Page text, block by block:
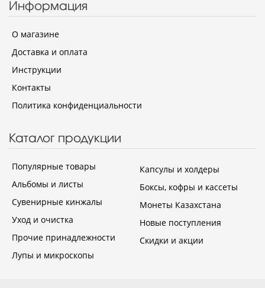
Информация
О магазине
Доставка и оплата
Инструкции
Контакты
Политика конфиденциальности
Каталог продукции
Популярные товары
Альбомы и листы
Сувенирные кинжалы
Уход и очистка
Прочие принадлежности
Лупы и микроскопы
Капсулы и холдеры
Боксы, кофры и кассеты
Монеты Казахстана
Новые поступления
Скидки и акции